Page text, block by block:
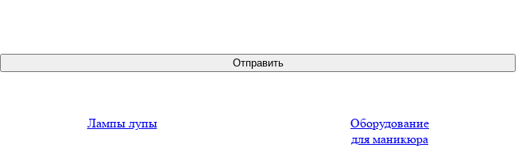
Лампы лупы
Оборудование
для маникюра